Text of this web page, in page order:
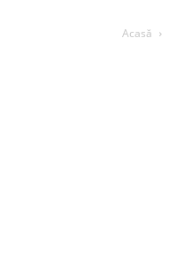
Acasă